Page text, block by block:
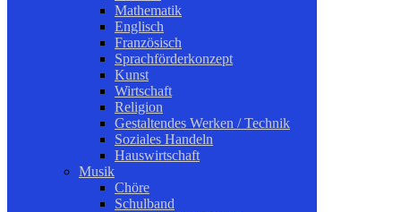
Mathematik
Englisch
Französisch
Sprachförderkonzept
Kunst
Wirtschaft
Religion
Gestaltendes Werken / Technik
Soziales Handeln
Hauswirtschaft
Musik
Chöre
Schulband